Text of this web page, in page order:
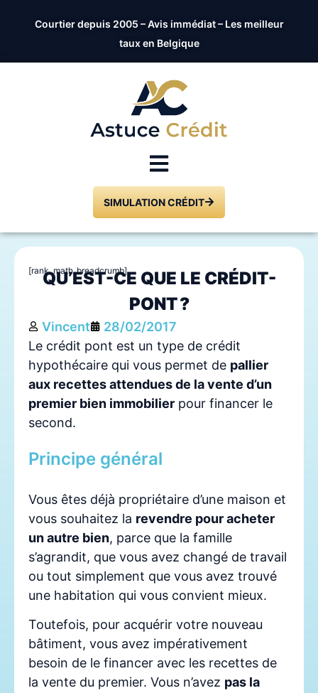
Courtier depuis 2005 – Avis immédiat – Les meilleur
taux en Belgique
SIMULATION CRÉDIT
[rank_math_breadcrumb]
QU’EST-CE QUE LE CRÉDIT-
PONT ?
Vincent
28/02/2017
Le crédit pont est un type de crédit
hypothécaire qui vous permet de pallier
aux recettes attendues de la vente d’un
premier bien immobilier pour financer le
second.
Principe général
Vous êtes déjà propriétaire d’une maison et
vous souhaitez la revendre pour acheter
un autre bien, parce que la famille
s’agrandit, que vous avez changé de travail
ou tout simplement que vous avez trouvé
une habitation qui vous convient mieux.
Toutefois, pour acquérir votre nouveau
bâtiment, vous avez impérativement
besoin de le financer avec les recettes de
la vente du premier. Vous n’avez pas la